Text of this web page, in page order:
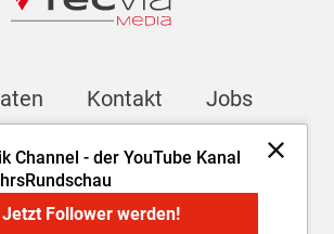
Channel - der YouTube Kanal
Jetzt Follower werden!
Kontakt Jobs
Newsletter